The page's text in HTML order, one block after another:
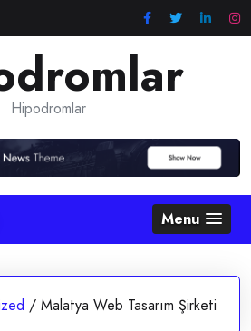
Hipodromlar
Menu
/ Malatya Web Tasarım Şirketi